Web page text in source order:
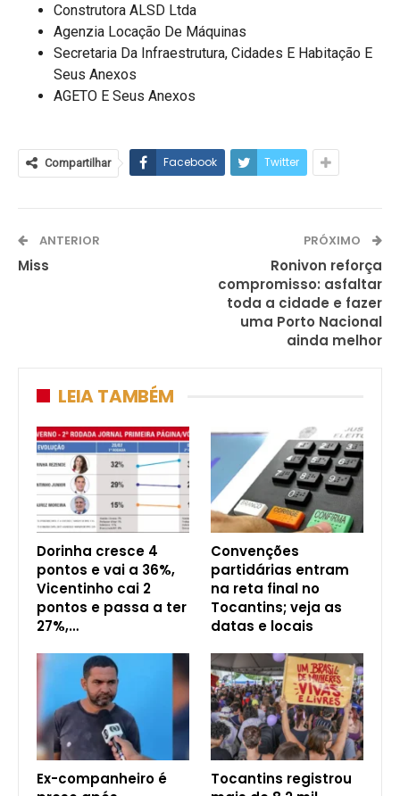
Construtora ALSD Ltda
Agenzia Locação De Máquinas
Secretaria Da Infraestrutura, Cidades E Habitação E
Seus Anexos
AGETO E Seus Anexos
Compartilhar Facebook Twitter
ANTERIOR
Miss
PRÓXIMO
Ronivon reforça
compromisso: asfaltar
toda a cidade e fazer
uma Porto Nacional
ainda melhor
LEIA TAMBÉM
Dorinha cresce 4
pontos e vai a 36%,
Vicentinho cai 2
pontos e passa a ter
27%,…
Convenções
partidárias entram
na reta final no
Tocantins; veja as
datas e locais
Ex-companheiro é
Tocantins registrou